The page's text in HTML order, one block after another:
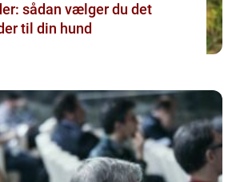
sådan vælger du det
til din hund